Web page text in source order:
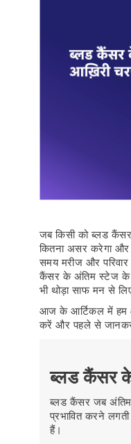
जब किसी को ब्लड
कितना असर करेगा और
समय मरीज और
कैंसर के अंतिम स्टेज के
भी थोड़ा साफ मन से
आज के आर्टिकल में हम
करें और पहले से
ब्लड कैंसर
ब्लड कैंसर जब अंतिम
प्रभावित करने
हैं।